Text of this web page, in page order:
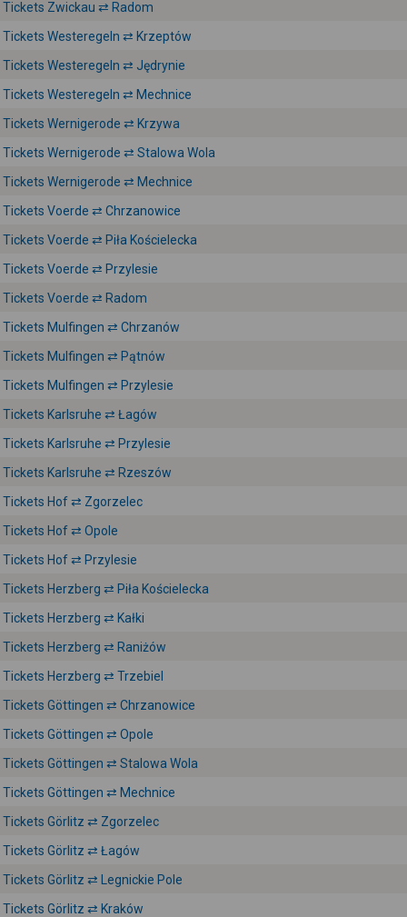
Tickets Zwickau ⇄ Radom
Tickets Westeregeln ⇄ Krzeptów
Tickets Westeregeln ⇄ Jędrynie
Tickets Westeregeln ⇄ Mechnice
Tickets Wernigerode ⇄ Krzywa
Tickets Wernigerode ⇄ Stalowa Wola
Tickets Wernigerode ⇄ Mechnice
Tickets Voerde ⇄ Chrzanowice
Tickets Voerde ⇄ Piła Kościelecka
Tickets Voerde ⇄ Przylesie
Tickets Voerde ⇄ Radom
Tickets Mulfingen ⇄ Chrzanów
Tickets Mulfingen ⇄ Pątnów
Tickets Mulfingen ⇄ Przylesie
Tickets Karlsruhe ⇄ Łagów
Tickets Karlsruhe ⇄ Przylesie
Tickets Karlsruhe ⇄ Rzeszów
Tickets Hof ⇄ Zgorzelec
Tickets Hof ⇄ Opole
Tickets Hof ⇄ Przylesie
Tickets Herzberg ⇄ Piła Kościelecka
Tickets Herzberg ⇄ Kałki
Tickets Herzberg ⇄ Raniżów
Tickets Herzberg ⇄ Trzebiel
Tickets Göttingen ⇄ Chrzanowice
Tickets Göttingen ⇄ Opole
Tickets Göttingen ⇄ Stalowa Wola
Tickets Göttingen ⇄ Mechnice
Tickets Görlitz ⇄ Zgorzelec
Tickets Görlitz ⇄ Łagów
Tickets Görlitz ⇄ Legnickie Pole
Tickets Görlitz ⇄ Kraków